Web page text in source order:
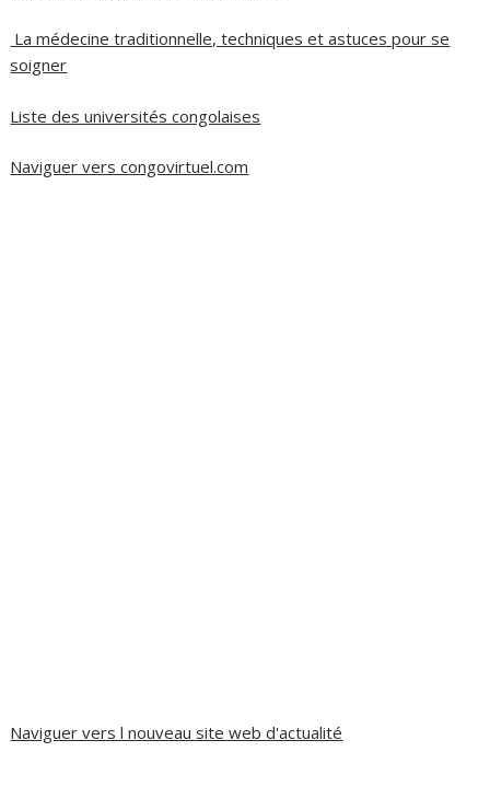
La médecine traditionnelle, techniques et astuces pour se
soigner
Liste des universités congolaises
Naviguer vers congovirtuel.com
Naviguer vers l nouveau site web d'actualité